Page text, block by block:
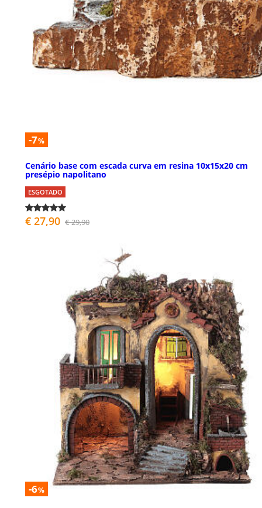
-7%
Cenário base com escada curva em resina 10x15x20 cm
presépio napolitano
ESGOTADO
€ 27,90 € 29,90
-6%